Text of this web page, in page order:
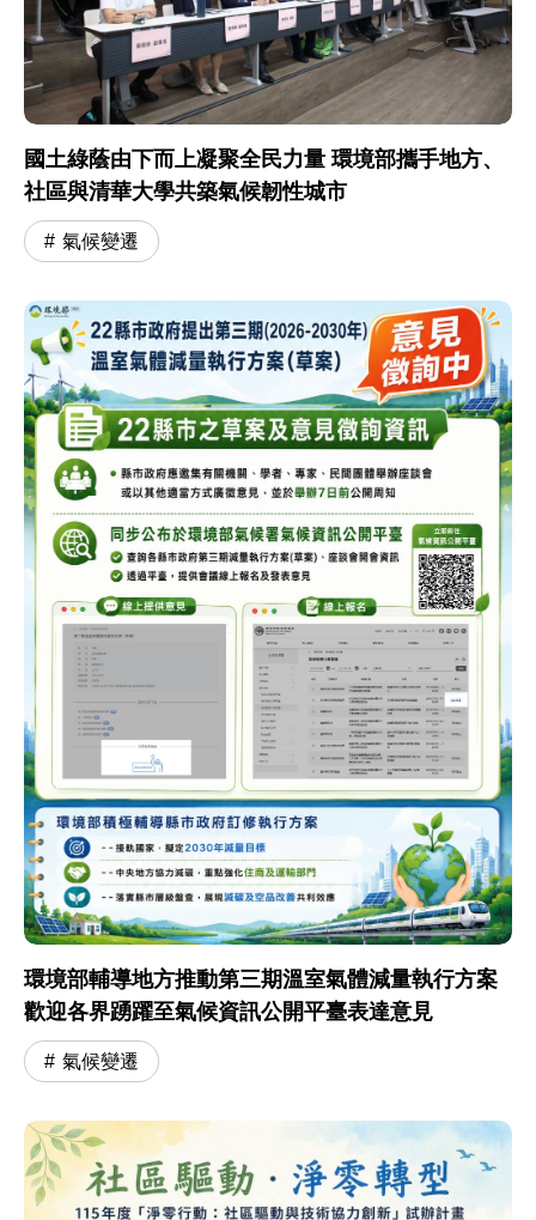
國土綠蔭由下而上凝聚全民力量 環境部攜手地方、
社區與清華大學共築氣候韌性城市
氣候變遷
環境部輔導地方推動第三期溫室氣體減量執行方案
歡迎各界踴躍至氣候資訊公開平臺表達意見
氣候變遷